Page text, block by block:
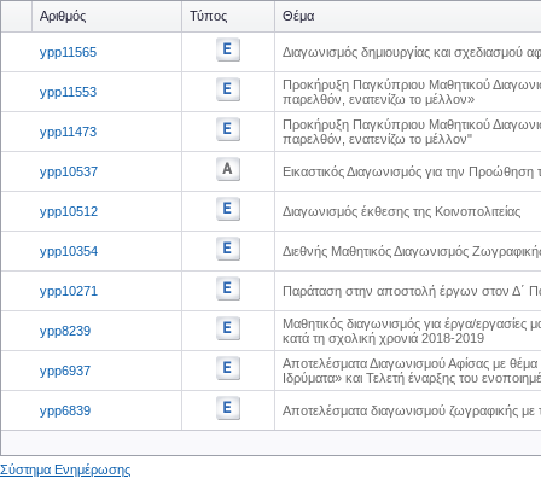
Αριθμός Τύπος Θέμα
ypp11565 Διαγωνισμός δημιουργίας και σχεδιασμού
ypp11553
Προκήρυξη Παγκύπριου Μαθητικού
παρελθόν, ενατενίζω το μέλλον»
ypp11473
Προκήρυξη Παγκύπριου Μαθητικού
παρελθόν, ενατενίζω το μέλλον"
ypp10537 Εικαστικός Διαγωνισμός για την
ypp10512 Διαγωνισμός έκθεσης της Κοινοπολιτείας
ypp10354 Διεθνής Μαθητικός Διαγωνισμός
ypp10271 Παράταση στην αποστολή έργων στον Δ΄
ypp8239
Μαθητικός διαγωνισμός για έργα/
κατά τη σχολική χρονιά 2018-2019
ypp6937
Αποτελέσματα Διαγωνισμού Αφίσας με
Ιδρύματα» και Τελετή έναρξης του
ypp6839 Αποτελέσματα διαγωνισμού ζωγραφικής
Σύστημα Ενημέρωσης